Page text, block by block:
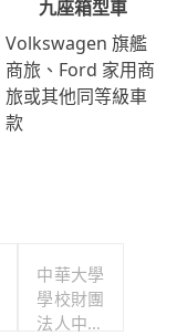
九座箱型車
Volkswagen 旗艦
商旅、Ford 家用商
旅或其他同等級車
款
中華大學
學校財團
法人中華